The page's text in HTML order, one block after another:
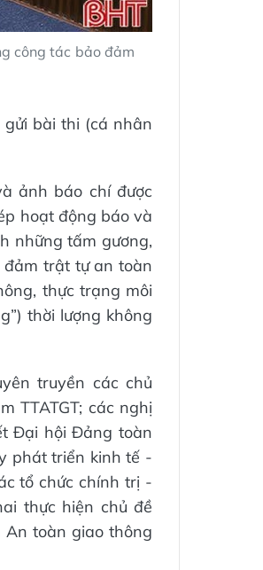
công tác bảo đảm
bài thi (cá nhân
ảnh báo chí được
hoạt động báo và
những tấm gương,
đảm trật tự an toàn
thực trạng môi
thời lượng không
truyền các chủ
TTATGT; các nghị
Đại hội Đảng toàn
phát triển kinh tế -
tổ chức chính trị -
thực hiện chủ đề
toàn giao thông